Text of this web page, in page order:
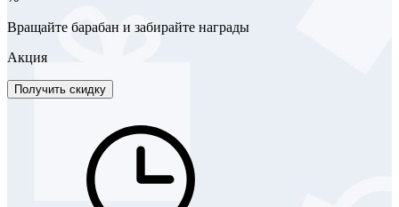
Вращайте барабан и забирайте награды
Акция
Получить скидку